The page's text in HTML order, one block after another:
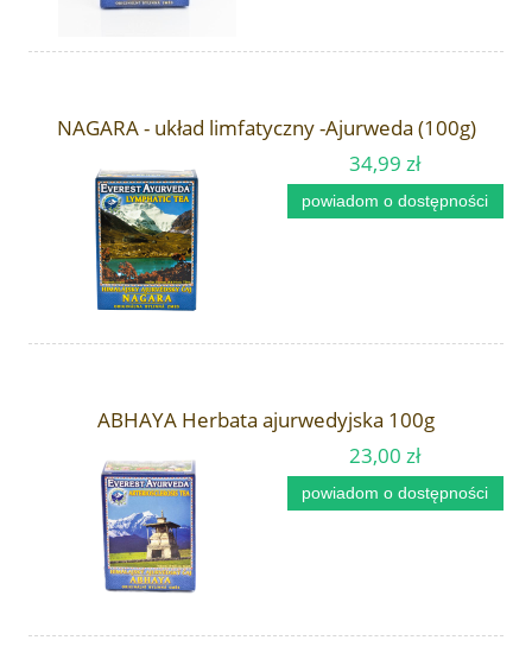
NAGARA - układ limfatyczny -Ajurweda (100g)
34,99 zł
powiadom o dostępności
ABHAYA Herbata ajurwedyjska 100g
23,00 zł
powiadom o dostępności